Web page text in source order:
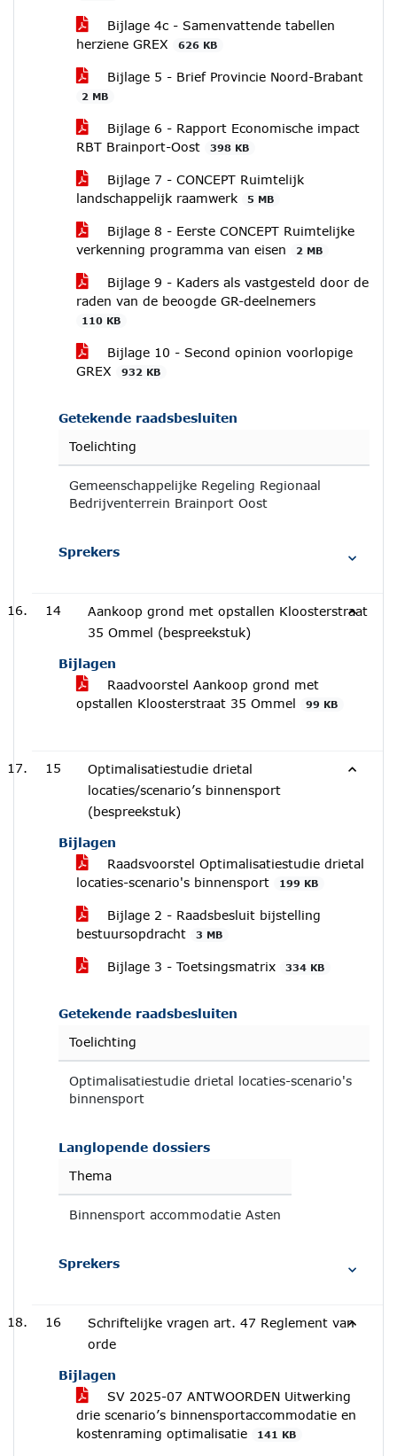
Bijlage 4c - Samenvattende tabellen
herziene GREX
626 KB
Bijlage 5 - Brief Provincie Noord-Brabant
2 MB
Bijlage 6 - Rapport Economische impact
RBT Brainport-Oost
398 KB
Bijlage 7 - CONCEPT Ruimtelijk
landschappelijk raamwerk
5 MB
Bijlage 8 - Eerste CONCEPT Ruimtelijke
verkenning programma van eisen
2 MB
Bijlage 9 - Kaders als vastgesteld door de
raden van de beoogde GR-deelnemers
110 KB
Bijlage 10 - Second opinion voorlopige
GREX
932 KB
Getekende raadsbesluiten
Toelichting
Gemeenschappelijke Regeling Regionaal
Bedrijventerrein Brainport Oost
Sprekers
14
Aankoop grond met opstallen Kloosterstraat
35 Ommel (bespreekstuk)
Bijlagen
Raadvoorstel Aankoop grond met
opstallen Kloosterstraat 35 Ommel
99 KB
15
Optimalisatiestudie drietal
locaties/scenario’s binnensport
(bespreekstuk)
Bijlagen
Raadsvoorstel Optimalisatiestudie drietal
locaties-scenario's binnensport
199 KB
Bijlage 2 - Raadsbesluit bijstelling
bestuursopdracht
3 MB
Bijlage 3 - Toetsingsmatrix 334 KB
Getekende raadsbesluiten
Toelichting
Optimalisatiestudie drietal locaties-scenario's
binnensport
Langlopende dossiers
Thema
Binnensport accommodatie Asten
Sprekers
16
Schriftelijke vragen art. 47 Reglement van
orde
Bijlagen
SV 2025-07 ANTWOORDEN Uitwerking
drie scenario’s binnensportaccommodatie en
kostenraming optimalisatie
141 KB